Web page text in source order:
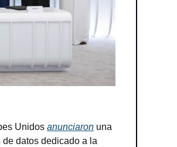
Unidos anunciaron una
datos dedicado a la